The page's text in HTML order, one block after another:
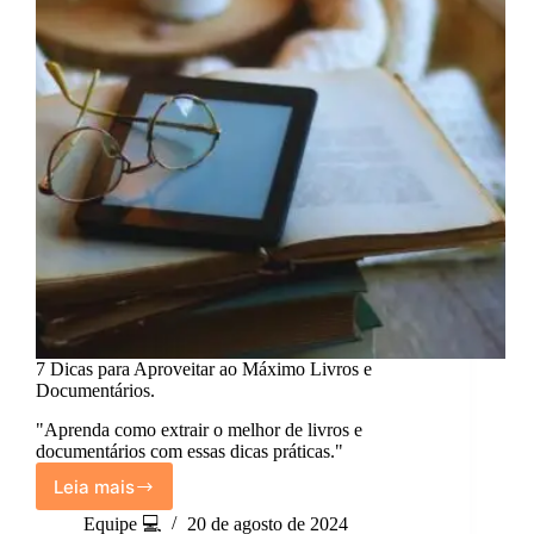
7 Dicas para Aproveitar ao Máximo Livros e
Documentários.
"Aprenda como extrair o melhor de livros e
documentários com essas dicas práticas."
Leia mais
7
Dicas
Equipe 💻 20 de agosto de 2024